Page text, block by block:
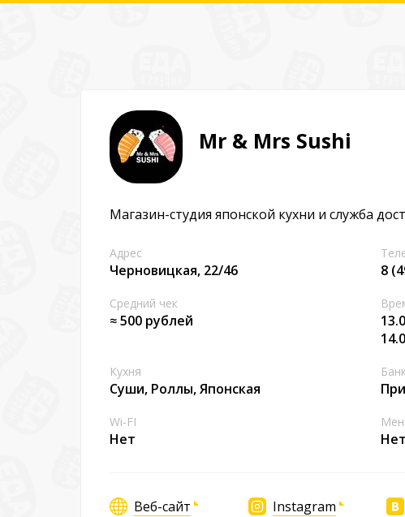
Mr & Mrs Sushi
Магазин-студия японской кухни и служба
Адрес
Черновицкая, 22/46 8
Средний чек
≈ 500 рублей
Кухня
Суши, Роллы, Японская
Wi-FI
Нет Нет
Веб-сайт Instagram